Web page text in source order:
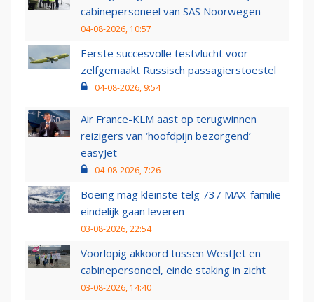
cabinepersoneel van SAS Noorwegen
04-08-2026, 10:57
Eerste succesvolle testvlucht voor
zelfgemaakt Russisch passagierstoestel
04-08-2026, 9:54
Air France-KLM aast op terugwinnen
reizigers van ‘hoofdpijn bezorgend’
easyJet
04-08-2026, 7:26
Boeing mag kleinste telg 737 MAX-familie
eindelijk gaan leveren
03-08-2026, 22:54
Voorlopig akkoord tussen WestJet en
cabinepersoneel, einde staking in zicht
03-08-2026, 14:40